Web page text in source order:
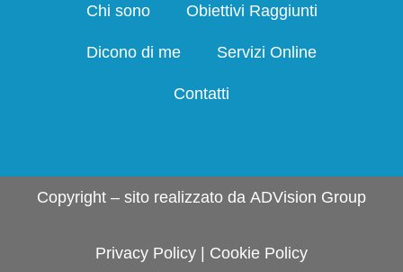
Chi sono Obiettivi Raggiunti
Dicono di me Servizi Online
Contatti
Copyright – sito realizzato da ADVision Group
Privacy Policy | Cookie Policy